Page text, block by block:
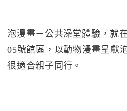
泡漫畫－公共澡堂體驗，就
05號館區，以動物漫畫呈獻
很適合親子同行。